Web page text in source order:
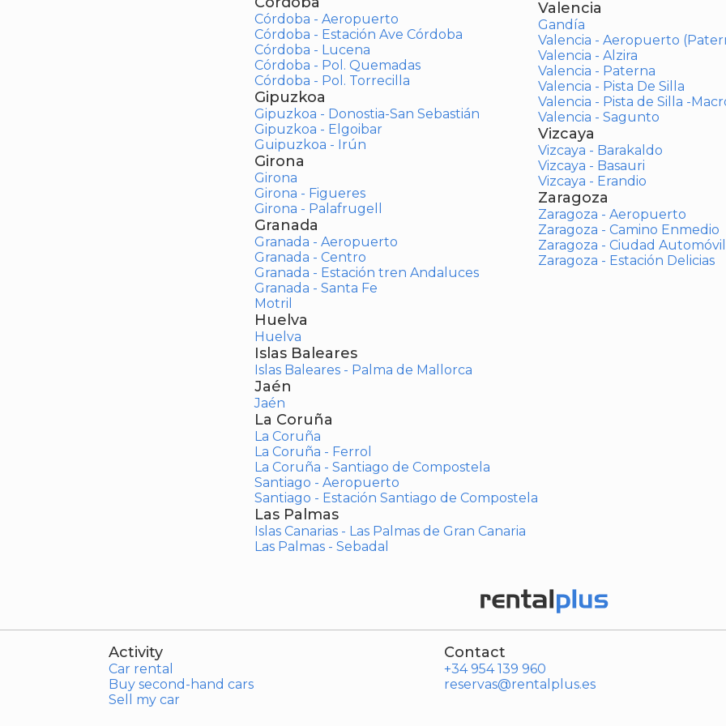
Córdoba - Aeropuerto
Córdoba - Estación Ave Córdoba
Córdoba - Lucena
Córdoba - Pol. Quemadas
Córdoba - Pol. Torrecilla
Gipuzkoa
Gipuzkoa - Donostia-San Sebastián
Gipuzkoa - Elgoibar
Guipuzkoa - Irún
Girona
Girona
Girona - Figueres
Girona - Palafrugell
Granada
Granada - Aeropuerto
Granada - Centro
Granada - Estación tren Andaluces
Granada - Santa Fe
Motril
Huelva
Huelva
Islas Baleares
Islas Baleares - Palma de Mallorca
Jaén
Jaén
La Coruña
La Coruña
La Coruña - Ferrol
La Coruña - Santiago de Compostela
Santiago - Aeropuerto
Santiago - Estación Santiago de Compostela
Las Palmas
Islas Canarias - Las Palmas de Gran Canaria
Las Palmas - Sebadal
Valencia
Gandía
Valencia - Aeropuerto
Valencia - Alzira
Valencia - Paterna
Valencia - Pista De Silla
Valencia - Pista de Silla -
Valencia - Sagunto
Vizcaya
Vizcaya - Barakaldo
Vizcaya - Basauri
Vizcaya - Erandio
Zaragoza
Zaragoza - Aeropuerto
Zaragoza - Camino Enmedio
Zaragoza - Ciudad Automóvil
Zaragoza - Estación Delicias
Activity
Car rental
Buy second-hand cars
Sell my car
Contact
+34 954 139 960
reservas@rentalplus.es